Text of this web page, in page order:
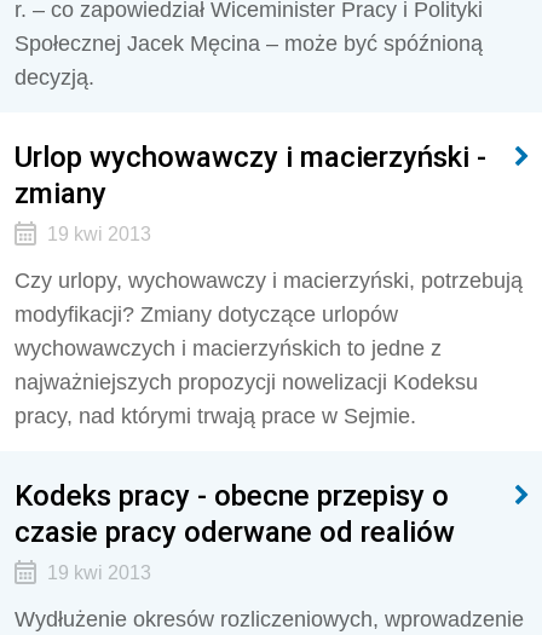
r. – co zapowiedział Wiceminister Pracy i Polityki
Społecznej Jacek Męcina – może być spóźnioną
decyzją.
Urlop wychowawczy i macierzyński -
zmiany
19 kwi 2013
Czy urlopy, wychowawczy i macierzyński, potrzebują
modyfikacji? Zmiany dotyczące urlopów
wychowawczych i macierzyńskich to jedne z
najważniejszych propozycji nowelizacji Kodeksu
pracy, nad którymi trwają prace w Sejmie.
Kodeks pracy - obecne przepisy o
czasie pracy oderwane od realiów
19 kwi 2013
Wydłużenie okresów rozliczeniowych, wprowadzenie